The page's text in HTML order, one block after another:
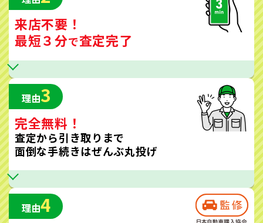
来店不要！
最短３分で査定完了
理由3
完全無料！
査定から引き取りまで
面倒な手続きはぜんぶ丸投げ
理由4